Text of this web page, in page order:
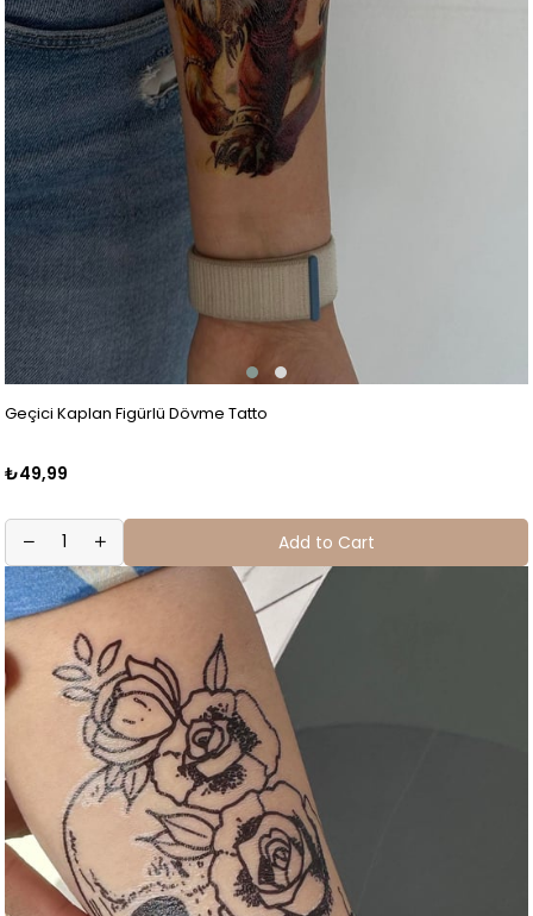
Geçici Kaplan Figürlü Dövme Tatto
₺49,99
Add to Cart